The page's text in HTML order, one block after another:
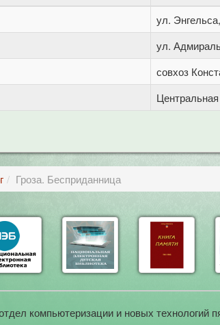
ул.
ул.
совхоз
Гроза. Бесприданница
компьютеризации и новых технологий